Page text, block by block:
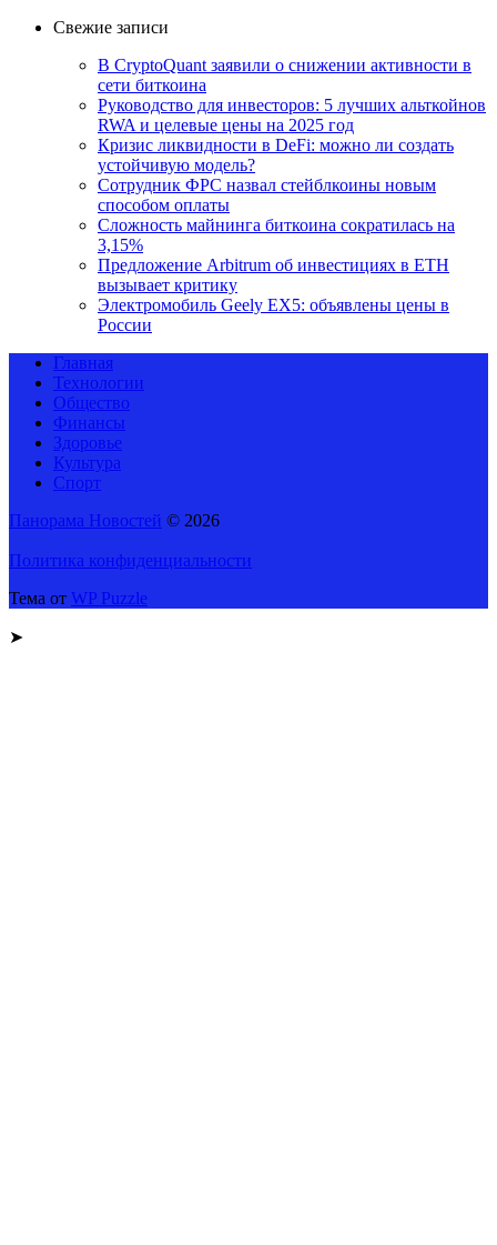
Свежие записи
В CryptoQuant заявили о снижении активности в
сети биткоина
Руководство для инвесторов: 5 лучших альткойнов
RWA и целевые цены на 2025 год
Кризис ликвидности в DeFi: можно ли создать
устойчивую модель?
Сотрудник ФРС назвал стейблкоины новым
способом оплаты
Сложность майнинга биткоина сократилась на
3,15%
Предложение Arbitrum об инвестициях в ETH
вызывает критику
Электромобиль Geely EX5: объявлены цены в
России
Главная
Технологии
Общество
Финансы
Здоровье
Культура
Спорт
Панорама Новостей © 2026
Политика конфиденциальности
Тема от WP Puzzle
➤